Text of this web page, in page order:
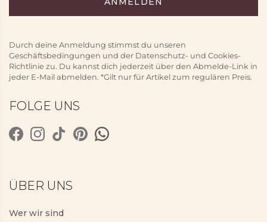
Durch deine Anmeldung stimmst du unseren
Geschäftsbedingungen und der Datenschutz- und Cookies-
Richtlinie zu. Du kannst dich jederzeit über den Abmelde-Link in
jeder E-Mail abmelden. *Gilt nur für Artikel zum regulären Preis.
FOLGE UNS
ÜBER UNS
Wer wir sind